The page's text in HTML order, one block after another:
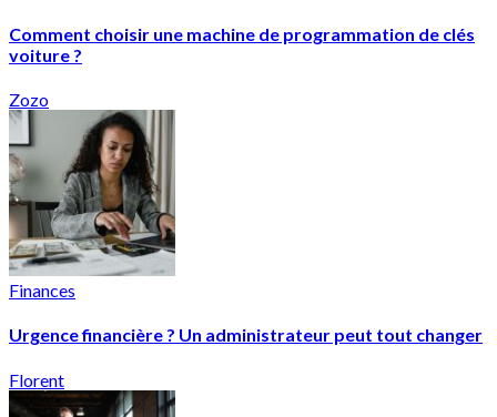
Comment choisir une machine de programmation de clés
voiture ?
Zozo
Finances
Urgence financière ? Un administrateur peut tout changer
Florent